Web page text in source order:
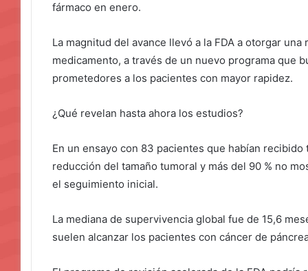
fármaco en enero.
La magnitud del avance llevó a la FDA a otorgar
medicamento, a través de un nuevo programa que
prometedores a los pacientes con mayor rapidez.
¿Qué revelan hasta ahora los estudios?
En un ensayo con 83 pacientes que habían
reducción del tamaño tumoral y más del 90 % no
el seguimiento inicial.
La mediana de supervivencia global fue de 15,6
suelen alcanzar los pacientes con cáncer de